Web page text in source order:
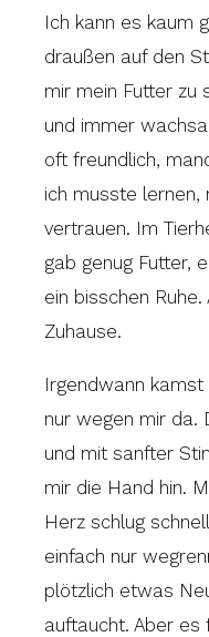
Ich kann es kaum
draußen auf den
mir mein Futter zu
und immer
oft freundlich,
ich musste lernen,
vertrauen. Im
gab genug Futter,
ein bisschen
Zuhause.
Irgendwann
nur wegen mir da.
und mit sanfter
mir die Hand hin.
Herz schlug
einfach nur
plötzlich etwas
auftaucht. Aber es